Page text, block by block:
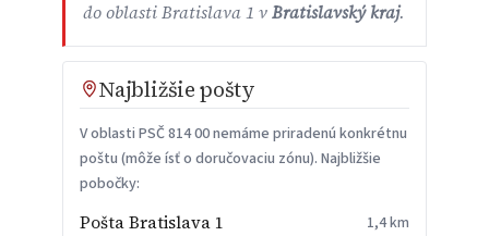
do oblasti Bratislava 1 vBratislavský kraj.
Najbližšie pošty
V oblasti PSČ 814 00 nemáme priradenú konkrétnu
poštu (môže ísť o doručovaciu zónu). Najbližšie
pobočky:
Pošta Bratislava 1 1,4 km